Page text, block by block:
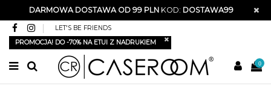
DARMOWA DOSTAWA OD 99 PLNKOD: DOSTAWA99
LET'S BE FRIENDS
PROMOCJA! DO -70% NA ETUI Z NADRUKIEM
0